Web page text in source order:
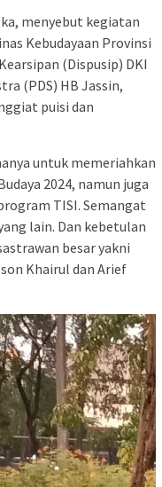
menyebut kegiatan
Kebudayaan Provinsi
(Dispusip) DKI
(PDS) HB Jassin,
puisi dan
untuk memeriahkan
2024, namun juga
TISI. Semangat
lain. Dan kebetulan
besar yakni
Khairul dan Arief